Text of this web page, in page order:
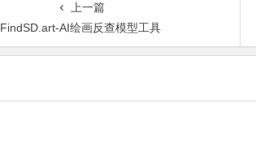
上一篇
FindSD.art-AI绘画反查模型工具